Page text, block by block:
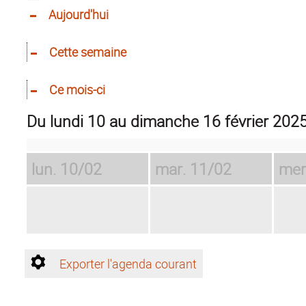
Aujourd'hui
Cette semaine
Ce mois-ci
du lundi 10 au dimanche 16 février
lun. 10/02 mar. 11/02
Exporter l'agenda courant